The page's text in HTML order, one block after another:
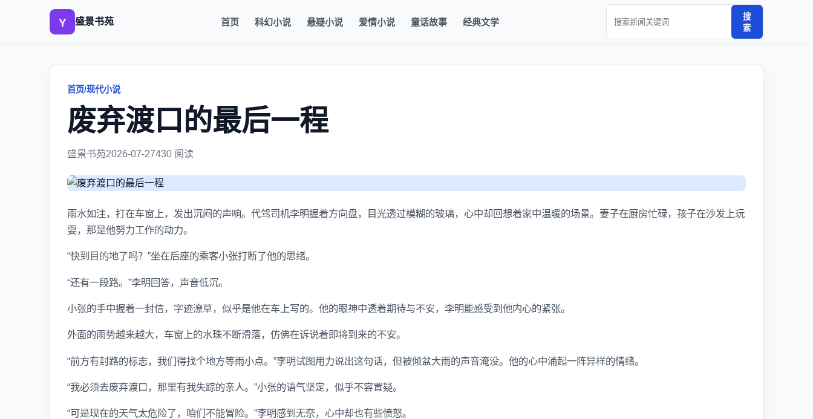
盛景书苑 首页 科幻小说 悬疑小说 爱情小说 童话故事 经典文学
搜
索
首页/现代小说
废弃渡口的最后一程
盛景书苑2026-07-27430 阅读
雨水如注，打在车窗上，发出沉闷的声响。代驾司机李明握着方向盘，目光透过模糊的玻璃，心中却回想着家中温暖的场景。妻子在厨房忙碌，孩子在沙发上玩
耍，那是他努力工作的动力。
“快到目的地了吗？”坐在后座的乘客小张打断了他的思绪。
“还有一段路。”李明回答，声音低沉。
小张的手中握着一封信，字迹潦草，似乎是他在车上写的。他的眼神中透着期待与不安，李明能感受到他内心的紧张。
外面的雨势越来越大，车窗上的水珠不断滑落，仿佛在诉说着即将到来的不安。
“前方有封路的标志，我们得找个地方等雨小点。”李明试图用力说出这句话，但被倾盆大雨的声音淹没。他的心中涌起一阵异样的情绪。
“我必须去废弃渡口，那里有我失踪的亲人。”小张的语气坚定，似乎不容置疑。
“可是现在的天气太危险了，咱们不能冒险。”李明感到无奈，心中却也有些愤怒。